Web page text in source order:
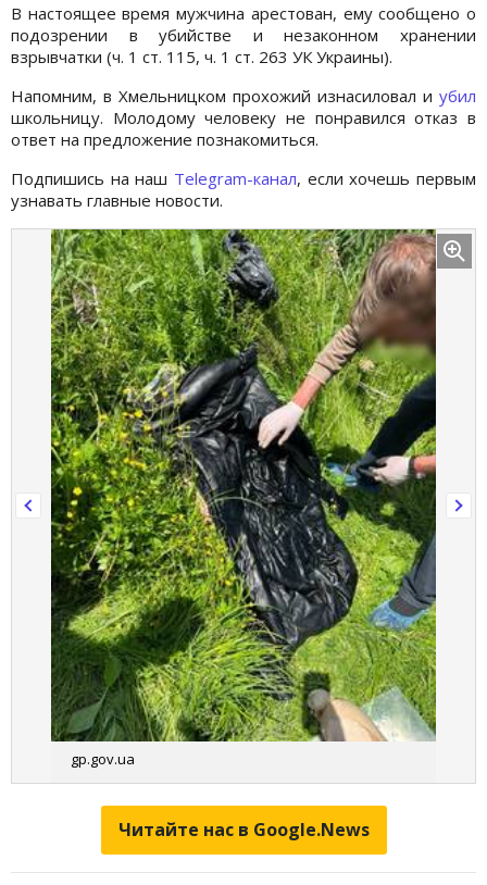
В настоящее время мужчина арестован, ему сообщено о
подозрении в убийстве и незаконном хранении
взрывчатки (ч. 1 ст. 115, ч. 1 ст. 263 УК Украины).
Напомним, в Хмельницком прохожий изнасиловал и убил
школьницу. Молодому человеку не понравился отказ в
ответ на предложение познакомиться.
Подпишись на наш Telegram-канал, если хочешь первым
узнавать главные новости.
gp.gov.ua
Читайте нас в Google.News